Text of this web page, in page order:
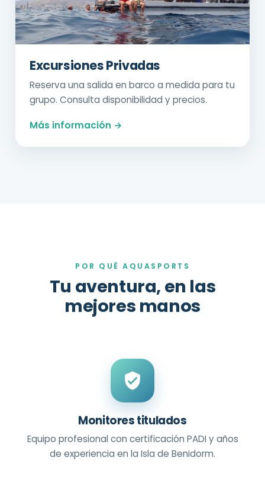
Excursiones Privadas
Reserva una salida en barco a medida para tu
grupo. Consulta disponibilidad y precios.
Más información →
POR QUÉ AQUASPORTS
Tu aventura, en las
mejores manos
Monitores titulados
Equipo profesional con certificación PADI y años
de experiencia en la Isla de Benidorm.